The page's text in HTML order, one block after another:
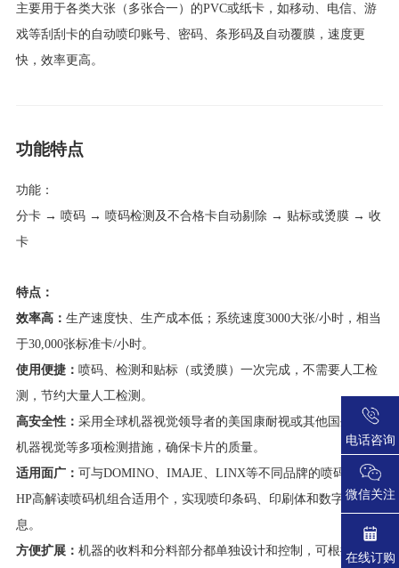
主要用于各类大张（多张合一）的PVC或纸卡，如移动、电信、游
戏等刮刮卡的自动喷印账号、密码、条形码及自动覆膜，速度更
快，效率更高。
功能特点
功能：
分卡 → 喷码 → 喷码检测及不合格卡自动剔除 → 贴标或烫膜 → 收
卡
特点：
效率高： 生产速度快、生产成本低；系统速度3000大张/小时，相当
于30,000张标准卡/小时。
使用便捷： 喷码、检测和贴标（或烫膜）一次完成，不需要人工检
测，节约大量人工检测。
高安全性： 采用全球机器视觉领导者的美国康耐视或其他国外先进
机器视觉等多项检测措施，确保卡片的质量。
适用面广： 可与DOMINO、IMAJE、LINX等不同品牌的喷码机，或
HP高解读喷码机组合适用个，实现喷印条码、印刷体和数字等信
息。
方便扩展： 机器的收料和分料部分都单独设计和控制，可根据用户
电话咨询
微信关注
在线订购